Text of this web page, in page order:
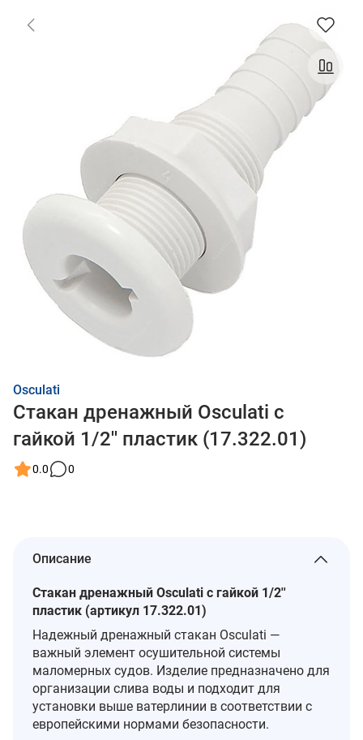
Osculati
Стакан дренажный Osculati с
гайкой 1/2'' пластик (17.322.01)
0.0 0
Описание
Стакан дренажный Osculati с гайкой 1/2''
пластик (артикул 17.322.01)
Надежный дренажный стакан Osculati —
важный элемент осушительной системы
маломерных судов. Изделие предназначено для
организации слива воды и подходит для
установки выше ватерлинии в соответствии с
европейскими нормами безопасности.